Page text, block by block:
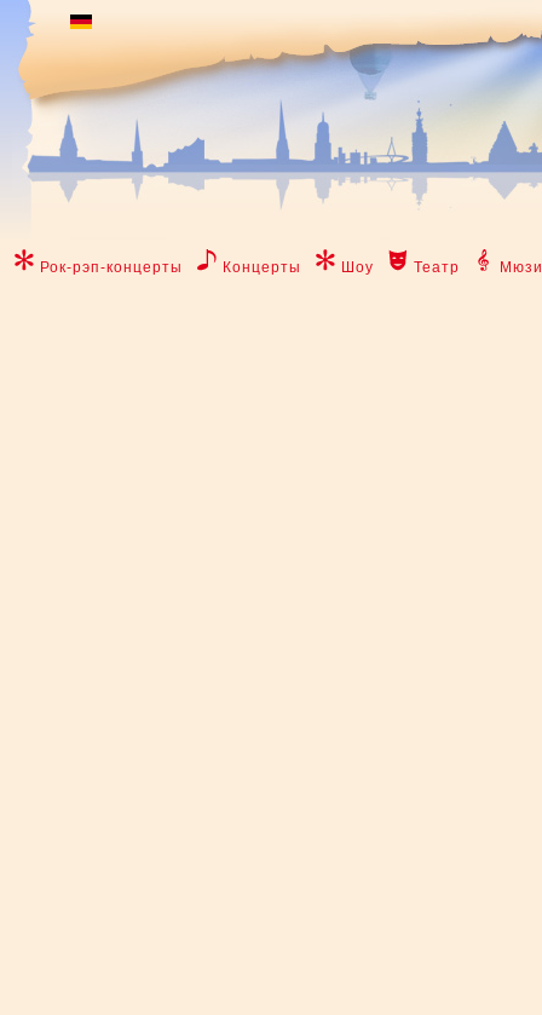
Рок-рэп-концерты Концерты Шоу Театр